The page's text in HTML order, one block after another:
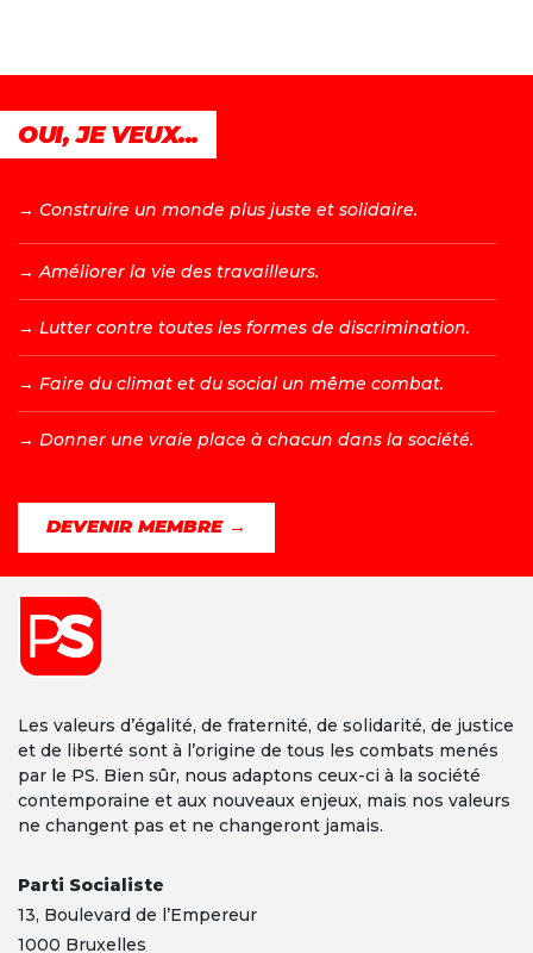
Les valeurs d’égalité, de fraternité, de solidarité, de justice
et de liberté sont à l’origine de tous les combats menés
par le PS. Bien sûr, nous adaptons ceux-ci à la société
contemporaine et aux nouveaux enjeux, mais nos valeurs
ne changent pas et ne changeront jamais.
Parti Socialiste
13, Boulevard de l’Empereur
1000 Bruxelles
OUI, JE VEUX...
→ Construire un monde plus juste et solidaire.
→ Améliorer la vie des travailleurs.
→ Lutter contre toutes les formes de discrimination.
→ Faire du climat et du social un même combat.
→ Donner une vraie place à chacun dans la société.
DEVENIR MEMBRE →